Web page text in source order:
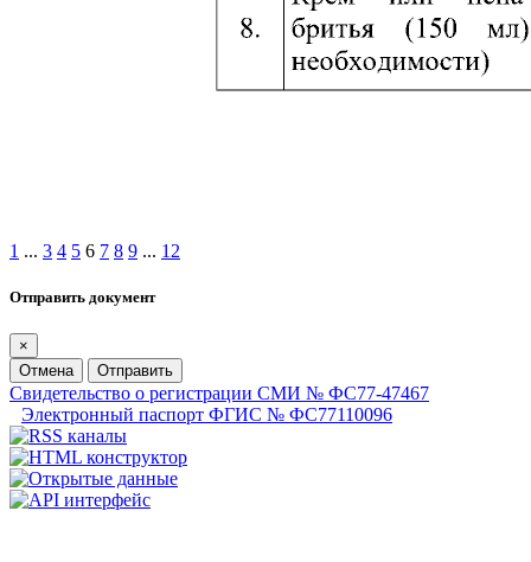
1 ... 3 4 5 6 7 8 9 ... 12
Отправить документ
×
Отмена
Отправить
Свидетельство о регистрации СМИ № ФС77-47467
Электронный паспорт ФГИС № ФС77110096